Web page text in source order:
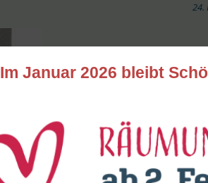
24.
Im Januar 2026 bleibt